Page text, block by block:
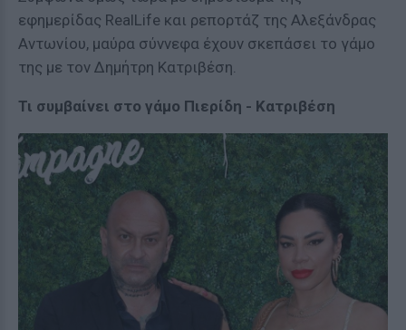
εφημερίδας RealLife και ρεπορτάζ της Αλεξάνδρας
Αντωνίου, μαύρα σύννεφα έχουν σκεπάσει το γάμο
της με τον Δημήτρη Κατριβέση.
Τι συμβαίνει στο γάμο Πιερίδη - Κατριβέση